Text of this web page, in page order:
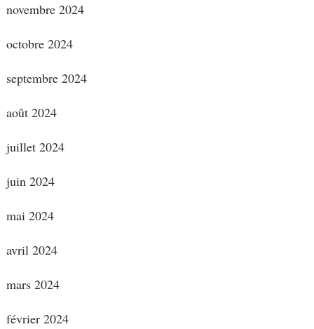
novembre 2024
octobre 2024
septembre 2024
août 2024
juillet 2024
juin 2024
mai 2024
avril 2024
mars 2024
février 2024